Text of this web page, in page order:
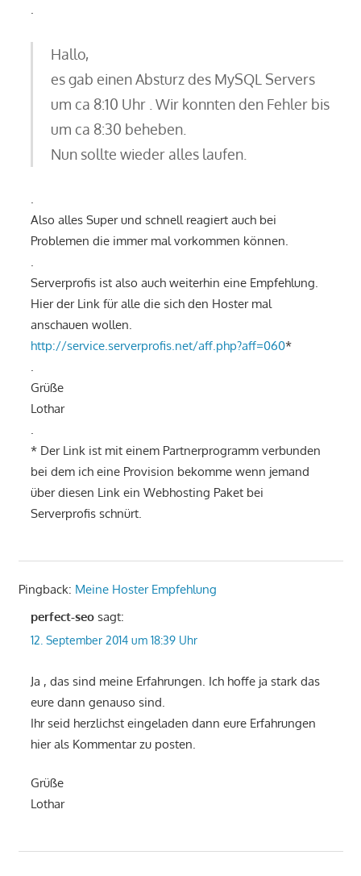
.
Hallo,
es gab einen Absturz des MySQL Servers
um ca 8:10 Uhr . Wir konnten den Fehler bis
um ca 8:30 beheben.
Nun sollte wieder alles laufen.
.
Also alles Super und schnell reagiert auch bei
Problemen die immer mal vorkommen können.
.
Serverprofis ist also auch weiterhin eine Empfehlung.
Hier der Link für alle die sich den Hoster mal
anschauen wollen.
http://service.serverprofis.net/aff.php?aff=060*
.
Grüße
Lothar
.
* Der Link ist mit einem Partnerprogramm verbunden
bei dem ich eine Provision bekomme wenn jemand
über diesen Link ein Webhosting Paket bei
Serverprofis schnürt.
Pingback: Meine Hoster Empfehlung
perfect-seo sagt:
12. September 2014 um 18:39 Uhr
Ja , das sind meine Erfahrungen. Ich hoffe ja stark das
eure dann genauso sind.
Ihr seid herzlichst eingeladen dann eure Erfahrungen
hier als Kommentar zu posten.
Grüße
Lothar